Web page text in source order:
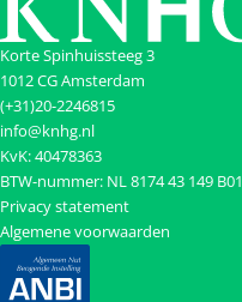
Korte Spinhuissteeg 3
1012 CG Amsterdam
(+31)20-2246815
info@knhg.nl
KvK: 40478363
BTW-nummer: NL 8174 43 149 B01
Privacy statement
Algemene voorwaarden